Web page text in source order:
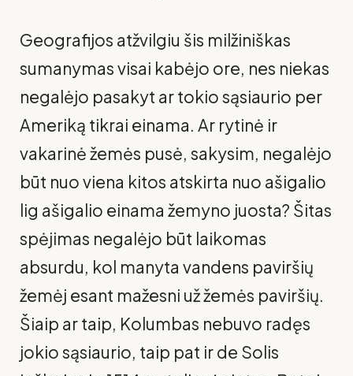
Geografijos atžvilgiu šis milžiniškas
sumanymas visai kabėjo ore, nes niekas
negalėjo pasakyt ar tokio sąsiaurio per
Ameriką tikrai einama. Ar rytinė ir
vakarinė žemės pusė, sakysim, negalėjo
būt nuo viena kitos atskir­ta nuo ašigalio
lig ašigalio einama žemyno juosta? Šitas
spėjimas negalėjo būt laikomas
absurdu, kol manyta vandens paviršių
žemėj esant mažesni už žemės paviršių.
Šiaip ar taip, Kolumbas nebuvo radęs
jokio sąsiaurio, taip pat ir de Solis